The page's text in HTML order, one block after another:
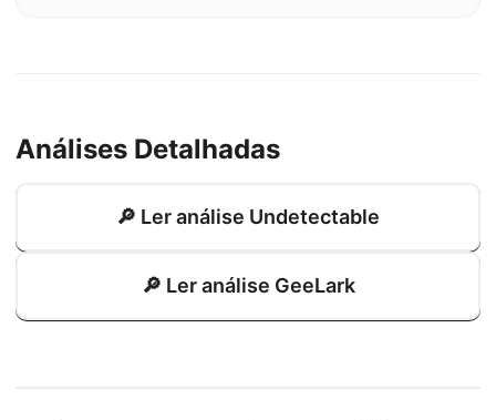
Análises Detalhadas
🔎 Ler análise Undetectable
🔎 Ler análise GeeLark